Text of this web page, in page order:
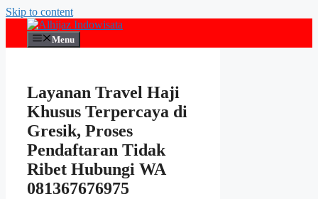
Skip to content
Menu
Layanan Travel Haji
Khusus Terpercaya di
Gresik, Proses
Pendaftaran Tidak
Ribet Hubungi WA
081367676975